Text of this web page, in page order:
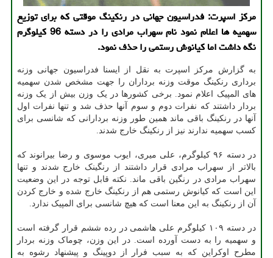
مرکز اسپرت: فدراسیون جهانی در رنکینگ موقتی که برای توزیع
سهمیه ها اعلام نمود نام سهراب مرادی را در دسته 96 کیلوگرم
نگه داشت اما کیانوش رستمی را حذف نمود.
به گزارش مرکز اسپرت به نقل از ایسنا فدراسیون جهانی وزنه
برداری رنکینگ موقت وزنه برداران را جهت مشخص شدن سهمیه
های المپیک اعلام نمود. برخی کشورها در یک وزن بیش از یک وزنه
بردار داشتند که نفرات دوم و سوم آنها حذف شد و تنها نفرات اول
آنها در رنکینگ باقی ماند همین طور وزنه بردارانی که شانسی برای
کسب سهمیه ندارند نیز از رنکینگ خارج شدند.
در دسته ۹۶ کیلوگرم، علی میری، ایوب موسوی و رضا بیرانوند که
بالاتر از سهراب مرادی قرار داشتند از رنگینک خارج شدند و تنها
سهراب مرادی در رنگین باقی ماند. نکته قابل توجه در این وضعیت
این است که کیانوش رستمی هم از رنکینگ خارج شده و خارج کردن
آن از رنکینگ به این معنا است که هیچ شانسی برای المپیک ندارد.
در دسته ۱۰۹ کیلوگرم علی هاشمی در رده ششم قرار گرفته است
و سهمیه را به دست آورده است. در این وزن، چوماک وزنه بردار
مطرح اوکراین که به سبب فرار از دوپینگ و پیشنهاد رشوه به